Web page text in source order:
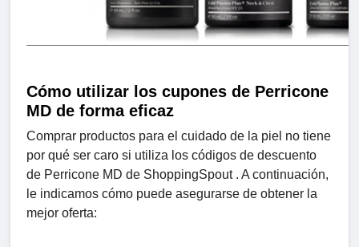
Cómo utilizar los cupones de Perricone
MD de forma eficaz
Comprar productos para el cuidado de la piel no tiene
por qué ser caro si utiliza los códigos de descuento
de Perricone MD de ShoppingSpout . A continuación,
le indicamos cómo puede asegurarse de obtener la
mejor oferta: